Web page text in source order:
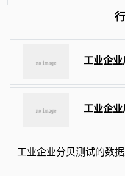
工业企
工业企
工业企业分贝测试的数